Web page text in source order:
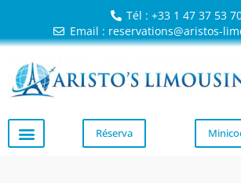
Tél : +33 1 47 37 53
Email : reservations@aristos-
Réserva